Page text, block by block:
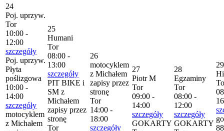
24
Poj. uprzyw.
Tor
10:00 -
12:00
szczegóły
Poj. uprzyw.
Płyta
poślizgowa
10:00 -
14:00
szczegóły
motocyklem
z Michałem
25
Humani
Tor
08:00 -
13:00
szczegóły
PIT BIKE i
SM z
Michałem
zapisy przez
stronę
Tor
26
motocyklem
z Michałem
zapisy przez
stronę
Tor
14:00 -
18:00
szczegóły
27
Piotr M
Tor
09:00 -
14:00
szczegóły
GOKARTY
28
Egzaminy
Tor
08:00 -
12:00
szczegóły
GOKARTY
29